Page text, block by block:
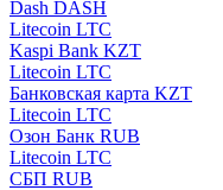
Dash DASH
Litecoin LTC
Kaspi Bank KZT
Litecoin LTC
Банковская карта KZT
Litecoin LTC
Озон Банк RUB
Litecoin LTC
СБП RUB